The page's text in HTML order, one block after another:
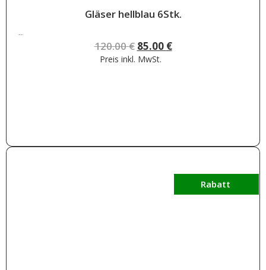
Gläser hellblau 6Stk.
120.00 €
120.00€ 85.00 €
Preis inkl. MwSt.
Rabatt